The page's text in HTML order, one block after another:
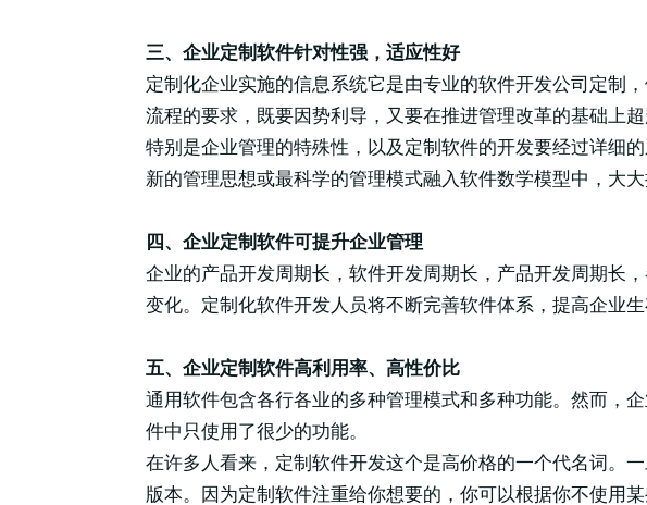
三、企业定制软件针对性强，适应性好
定制化企业实施的信息系统它是由专业的软件开发公司定制
流程的要求，既要因势利导，又要在推进管理改革的基础上
特别是企业管理的特殊性，以及定制软件的开发要经过详细
新的管理思想或最科学的管理模式融入软件数学模型中，大
四、企业定制软件可提升企业管理
企业的产品开发周期长，软件开发周期长，产品开发周期长
变化。定制化软件开发人员将不断完善软件体系，提高企业
五、企业定制软件高利用率、高性价比
通用软件包含各行各业的多种管理模式和多种功能。然而，
件中只使用了很少的功能。
在许多人看来，定制软件开发这个是高价格的一个代名词。
版本。因为定制软件注重给你想要的，你可以根据你不使用